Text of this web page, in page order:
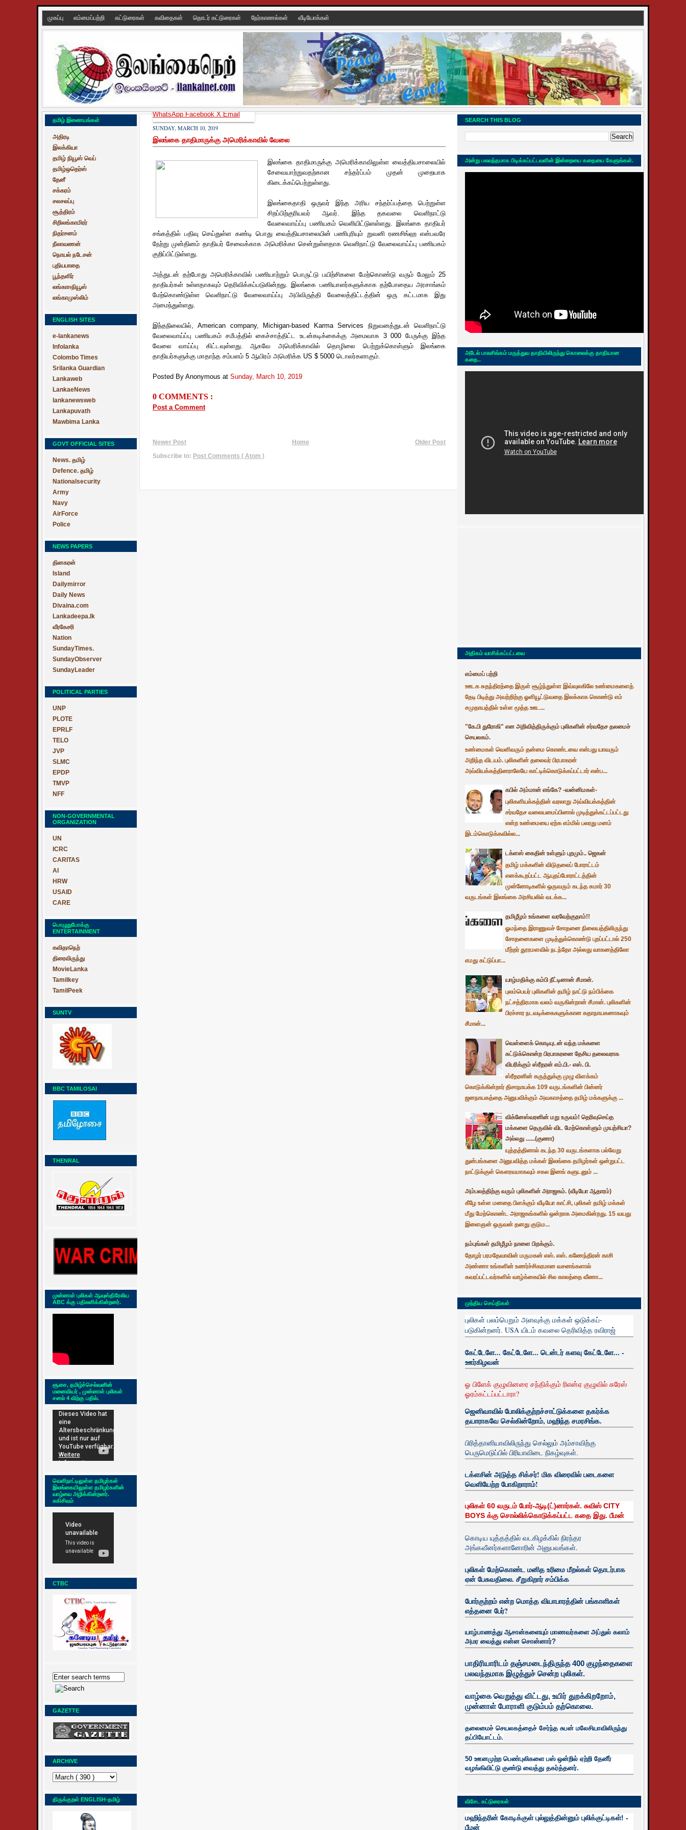
முகப்பு எம்மைப்பற்றி கட்டுரைகள் கவிதைகள் தொடர் கட்டுரைகள் நேர்காணல்கள் வீடியோக்கள்
தமிழ் இணையங்கள்
அதிரடி
இலக்கியா
தமிழ் நியூஸ் வெப்
தமிழ்ஒதெர்ஸ்
தேனீ
சக்கரம்
சலசலப்பு
சூத்திரம்
சிறிலங்காமிரர்
நிதர்சனம்
நீலாவணன்
நொயல் நடேசன்
புதியபாதை
பூந்தளிர்
லங்காஈநியூஸ்
லங்காமுஸ்லிம்
ENGLISH SITES
e-lankanews
Infolanka
Colombo Times
Srilanka Guardian
Lankaweb
LankaeNews
lankanewsweb
Lankapuvath
Mawbima Lanka
GOVT OFFICIAL SITES
News. தமிழ்
Defence. தமிழ்
Nationalsecurity
Army
Navy
AirForce
Police
NEWS PAPERS
தினகரன்
Island
Dailymirror
Daily News
Divaina.com
Lankadeepa.lk
வீரகேசரி
Nation
SundayTimes.
SundayObserver
SundayLeader
POLITICAL PARTIES
UNP
PLOTE
EPRLF
TELO
JVP
SLMC
EPDP
TMVP
NFF
NON-GOVERNMENTAL
ORGANIZATION
UN
ICRC
CARITAS
AI
HRW
USAID
CARE
பொழுதுபோக்கு
ENTERTAINMENT
கவிதாநெற்
திரைவிருந்து
MovieLanka
Tamilkey
TamilPeek
SUNTV
BBC TAMILOSAI
THENRAL
முன்னாள் புலிகள் ஆவுஸ்திரேலிய
ABC க்கு பதிலளிக்கின்றனர்.
சூசை, தமிழ்ச்செல்வனின்
மனைவியர் , முன்னாள் புலிகள்
சனல் 4 விற்கு பதில்.
வெளிநாட்டிலுள்ள தமிழர்கள்
இலங்கையிலுள்ள தமிழர்களின்
வாழ்வை அழிக்கின்றனர்.
சுகிசிவம்
CTBC
GAZETTE
ARCHIVE
திருக்குறள் ENGLISH-தமிழ்
SUNDAY, MARCH 10, 2019
இலங்கை தாதிமாருக்கு அமெரிக்காவில் வேலை
இலங்கை தாதிமாருக்கு அமெரிக்காவிலுள்ள வைத்தியசாலையில்
சேவையாற்றுவதற்கான சந்தர்ப்பம் முதன் முறையாக
கிடைக்கப்பெற்றுள்ளது.
இலங்கைதாதி ஒருவர் இந்த அரிய சந்தர்ப்பத்தை பெற்றுள்ள
சிறப்பிற்குரியவர் ஆவர். இந்த தகவலை வெளிநாட்டு
வேலைவாய்ப்பு பணியகம் வெளியிட்டுளள்ளது.இலங்கை தாதியர்
சங்கத்தில் பதிவு செய்துள்ள கண்டி பொது வைத்தியசாலையின் பணிபுரியும் றுவனி ரணசிங்ஹ என்பவரே
நேற்று முன்தினம் தாதியர் சேவைக்காக அமெரிக்கா சென்றுள்ளதாக வெளிநாட்டு வேலைவாய்ப்பு பணியகம்
குறிப்பிட்டுள்ளது.
அத்துடன் தற்போது அமெரிக்காவில் பணியாற்றும் பொருட்டு பயிற்சிகளை மேற்கொண்டு வரும் மேலும் 25
தாதியர்கள் உள்ளதாகவும் தெரிவிக்கப்படுகின்றது. இலங்கை பணியாளர்களுக்காக தற்போதைய அரசாங்கம்
மேற்கொண்டுள்ள வெளிநாட்டு வேலைவாய்ப்பு அபிவிருத்தி வேலைத்திட்டத்தின் ஒரு கட்டமாக இது
அமைந்துள்ளது.
இந்தநிலையில், American company, Michigan-based Karma Services நிறுவனத்துடன் வெளிநாட்டு
வேலைவாய்ப்பு பணியகம் சமீபத்தில் கைச்சாத்திட்ட உடன்கடிக்கைக்கு அமைவாக 3 000 பேருக்கு இந்த
வேலை வாய்ப்பு கிட்டவுள்ளது. ஆகவே அமெரிக்காவில் தொழிலை பெற்றுக்கொள்ளும் இலங்கை
தாதியர்களுக்கு மாதாந்த சம்பளம் 5 ஆயிரம் அமெரிக்க US $ 5000 டொலர்களாகும்.
Posted By Anonymous at Sunday, March 10, 2019
0 COMMENTS :
Post a Comment
Newer Post Older Post
Home
Subscribe to: Post Comments ( Atom )
WhatsAppFacebookXEmail
SEARCH THIS BLOG
அன்று பலவந்தமாக பிடிக்கப்பட்டவளின் இன்றையை கதையை கேளுங்கள்.
அடேல் பாலசிங்கம் மருத்துவ தாதியிலிருந்து கொலைக்கு தாதியான
கதை..
அதிகம் வாசிக்கப்பட்டவை
எம்மைப் பற்றி
ஊடக சுதந்திரத்தை இருள் சூழ்ந்துள்ள இவ்வுலகிலே உண்மைகளைத்
தேடி பிடித்து அவற்றிற்கு ஓளியூட்டுவதை இலக்காக கொண்டு எம்
சமுதாயத்தில் உள்ள மூத்த ஊட...
"கே.பி துரோகி" என அறிவித்திருக்கும் புலிகளின் சர்வதேச தலமைச்
செயலகம்.
உண்மைகள் வெளிவரும் தன்மை கொண்டவை என்பது யாவரும்
அறிந்த விடயம். புலிகளின் தலைவர் பிரபாகரன்
அவ்வியக்கத்தினராலேயே காட்டிக்கொடுக்கப்பட்டார் என்ப...
கபில் அம்மான் எங்கே? -வன்னிமகள்-
புலிகளியக்கத்தின் வரலாறு அவ்வியக்கத்தின்
சர்வதேச வலையமைப்பினால் முடித்துக்கட்டப்பட்டது
என்ற உண்மையை ஏற்க எம்மில் பலரது மனம்
இடம்கொடுக்கவில்ல...
டக்ளஸ் கைதின் உள்ளும் புறமும்.. ஜெகன்
தமிழ் மக்களின் விடுதலைப் போராட்டம்
எனக்கூறப்பட்ட ஆயுதப்போராட்டத்தின்
முன்னோடிகளில் ஒருவரும் கடந்த சுமார் 30
வருடங்கள் இலங்கை அரசியலில் வடக்க...
தமிழீழம் உங்களை வரவேற்குதாம்!!
ஓமந்தை இராணுவச் சோதனை நிலையத்திலிருந்து
சோதனைகளை முடித்துக்கொண்டு புறப்பட்டால் 250
மீற்றர் தூரமளவில் நடந்தோ அல்லது வாகனத்திலோ
எமது கட்டுப்பா...
யாழ்மதிக்கு கம்பி நீட்டினான் சீமான்.
புலம்பெயர் புலிகளின் தமிழ் நாட்டு நம்பிக்கை
நட்சத்திரமாக வலம் வருகின்றான் சீமான். புலிகளின்
பிரச்சார நடவடிக்கைகளுக்கான கதாநாயகனாகவும்
சீமான்...
வெள்ளைக் கொடியுடன் வந்த மக்களை
சுட்டுக்கொன்ற பிரபாகரனை தேசிய தலைவராக
விபரிக்கும் ஸ்ரீதரன் எம்.பி.- எஸ். பி.
ஸ்ரீதரனின் கருத்துக்கு முழு விளக்கம்
கொடுக்கின்றார் திசாநாயக்க 109 வருடங்களின் பின்னர்
ஜனநாயகத்தை அனுபவிக்கும் அவகாசத்தை தமிழ் மக்களுக்கு ...
விக்னேஸ்வரனின் மறு உருவம்! தெரிவுசெய்த
மக்களை தெருவில் விட மேற்கொள்ளும் முயற்சியா?
அல்லது ......(குணா)
யுத்தத்தினால் கடந்த 30 வருடங்களாக பல்வேறு
துன்பங்களை அனுபவித்த மக்கள் இலங்கை தமிழர்கள் ஒன்றுபட்ட
நாட்டுக்குள் கௌரவமாகவும் சகல இனங் களுடனும் ...
அம்பலத்திற்கு வரும் புலிகளின் அராஜகம். (வீடியோ ஆதாரம்)
கீழே உள்ள மனதை பிளக்கும் வீடியோ காட்சி, புலிகள் தமிழ் மக்கள்
மீது மேற்கொண்ட அராஜகங்களில் ஒன்றாக அமைகின்றது. 15 வயது
இளைஞன் ஒருவன் தனது குடும...
நம்புங்கள் தமிழீழம் நாளை பிறக்கும்.
தோழர் பரமதேவாவின் மருமகன் எஸ். எஸ். கணேந்திரன் காசி
அண்ணா உங்களின் உணர்ச்சிகரமான வசனங்களால்
கவரப்பட்டவர்களில் வாழ்க்கையில் சில காலத்தை வீணா...
முந்திய செய்திகள்
புலிகள் பலம்பெறும் அளவுக்கு மக்கள் ஒடுக்கப்-
படுகின்றனர். USA யிடம் கவலை தெரிவித்த ரவிராஜ்
கேட்டேளே... கேட்டேளே... டென்டர் களவு கேட்டேளே... -
ஊர்கிழவன்
ஓ பிளேக் குழுவினரை சந்திக்கும் ரிஎன்ஏ குழுவில் சுரேஸ்
ஓரம்கட்டப்பட்டாரா?
ஜெனிவாவில் போலிக்குற்றச்சாட்டுக்களை தகர்க்க
தயாராகவே செல்கின்றோம், மஹிந்த சமரசிங்க.
பிரித்தானியாவிலிருந்து செல்லும் அம்சாவிற்கு
பெருமெடுப்பில் பிரியாவிடை நிகழ்வுகள்.
டக்ளசின் அடுத்த சிக்சர்! மிக விரைவில் படைகளை
வெளியேற்ற போகிறாராம்!
புலிகள் 60 வருடம் போர்-ஆடி(ட்)னார்கள். சுவிஸ் CITY
BOYS க்கு சொல்லிக்கொடுக்கப்பட்ட கதை இது. பீமன்
கொடிய யுத்தத்தில் வடகிழக்கில் நிரந்தர
அங்கவீனர்களானோரின் அனுபவங்கள்.
புலிகள் மேற்கொண்ட மனித உரிமை மீறல்கள் தொடர்பாக
ஏன் பேசுவதிலை. சீறுகிறார் சம்பிக்க
போர்குற்றம் என்ற மொத்த வியாபாரத்தின் பங்காளிகள்
எத்தனை பேர்?
யாழ்பாணத்து ஆசான்களையும் மாணவர்களை அப்துல் கலாம்
அமர வைத்து என்ன சொன்னார்?
பாதிரியாரிடம் தஞ்சமடைந்திருந்த 400 குழந்தைகளை
பலவந்தமாக இழுத்துச் சென்ற புலிகள்.
வாழ்கை வெறுத்து விட்டது, உயிர் துறக்கிறறோம்,
முன்னாள் போராளி குடும்பம் தற்கொலை.
தலைமைச் செயலகத்தைச் சேர்ந்த சுபன் மலேசியாவிலிருந்து
தப்பியோட்டம்.
50 ஊனமுற்ற பெண்புலிகளை பஸ் ஒன்றில் ஏற்றி தேனீர்
வழங்கிவிட்டு குண்டு வைத்து தகர்த்தனர்.
விசேட கட்டுரைகள்
மஹிந்தரின் கோடிக்குள் புல்லுத்தின்னும் புலிக்குட்டிகள்! -
பீமன்